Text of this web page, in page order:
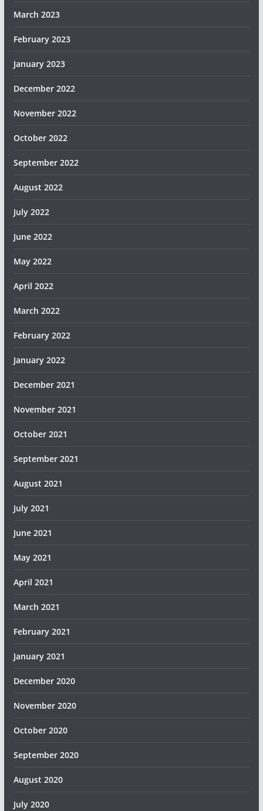
March 2023
February 2023
January 2023
December 2022
November 2022
October 2022
September 2022
August 2022
July 2022
June 2022
May 2022
April 2022
March 2022
February 2022
January 2022
December 2021
November 2021
October 2021
September 2021
August 2021
July 2021
June 2021
May 2021
April 2021
March 2021
February 2021
January 2021
December 2020
November 2020
October 2020
September 2020
August 2020
July 2020